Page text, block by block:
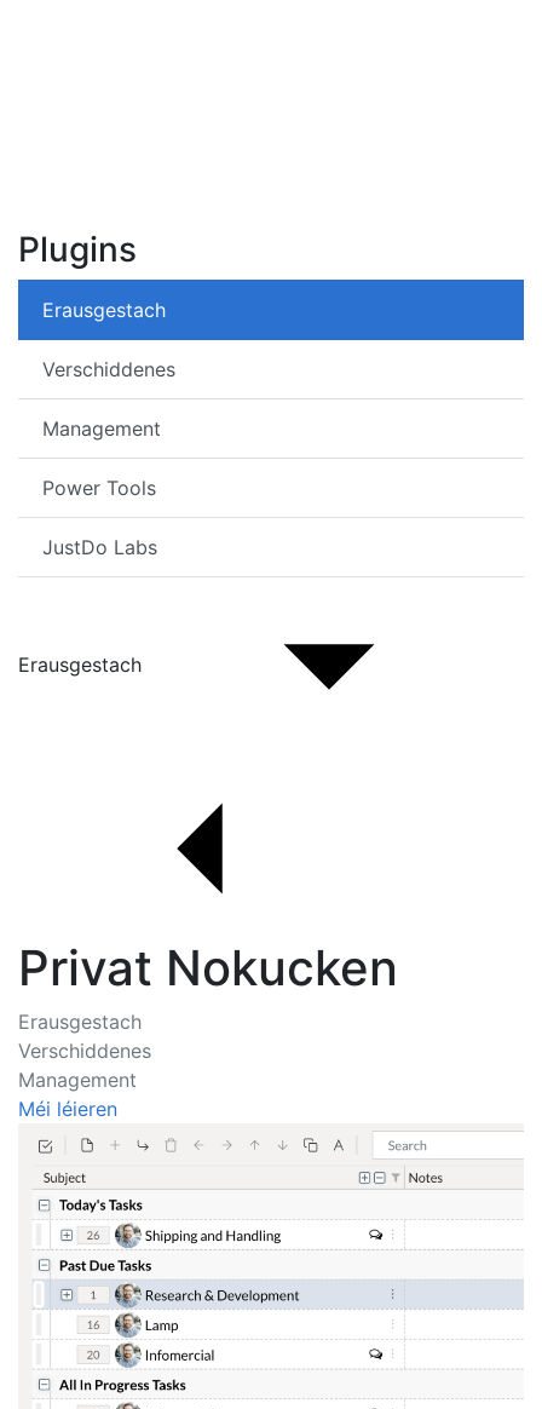
Plugins
Erausgestach
Verschiddenes
Management
Power Tools
JustDo Labs
Erausgestach
Privat Nokucken
Erausgestach
Verschiddenes
Management
Méi léieren